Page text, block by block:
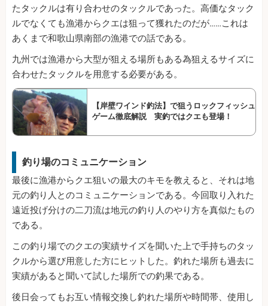
たタックルは有り合わせのタックルであった。高価なタック
ルでなくても漁港からクエは狙って獲れたのだが……これは
あくまで和歌山県南部の漁港での話である。
九州では漁港から大型が狙える場所もある為狙えるサイズに
合わせたタックルを用意する必要がある。
【岸壁ワインド釣法】で狙うロックフィッシュ
ゲーム徹底解説 実釣ではクエも登場！
釣り場のコミュニケーション
最後に漁港からクエ狙いの最大のキモを教えると、それは地
元の釣り人とのコミュニケーションである。今回取り入れた
遠近投げ分けの二刀流は地元の釣り人のやり方を真似たもの
である。
この釣り場でのクエの実績サイズを聞いた上で手持ちのタッ
クルから選び用意した方にヒットした。釣れた場所も過去に
実績があると聞いて試した場所での釣果である。
後日会ってもお互い情報交換し釣れた場所や時間帯、使用し